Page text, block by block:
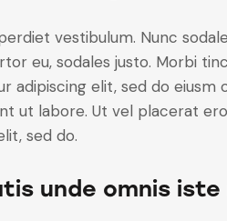
vestibulum. Nunc
eu, sodales justo. Morbi
adipiscing elit, sed do eiusm
ut labore. Ut vel placerat
sed do.
unde omnis